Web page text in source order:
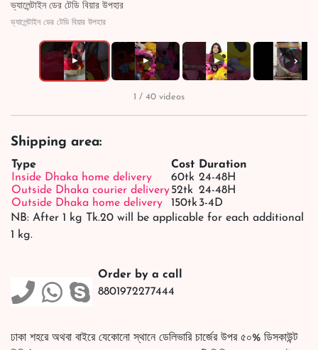
ভ্যালেন্টাইন ডের টেডি বিয়ার উপহার
ভ্যালেন্টাইন ডের টেডি বিয়ার উপহার
▶ ▶ ▶ ▶ ›
1 / 40 videos
Shipping area:
Type Cost Duration
Inside Dhaka home delivery
60tk 24-48H
Outside Dhaka courier delivery52tk 24-48H
Outside Dhaka home delivery
150tk3-4D
NB: After 1 kg Tk.20 will be applicable for each additional
1 kg.
Order by a call
8801972277444
ঢাকা শহরে অথবা বাইরে যেকোনো স্থানে ডেলিভারি চার্জের উপর ৫০% ডিসকাউন্ট